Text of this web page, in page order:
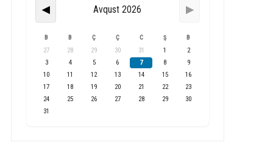
◀ Avqust 2026 ▶
B B Ç Ç C Ş B
27 28 29 30 31 1
2
3
4 5 6 7 8
9
10
11 12 13 14 15
16
17
18 19 20 21 22
23
24
25 26 27 28 29
30
31